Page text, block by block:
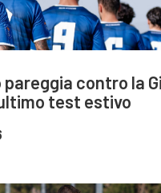
pareggia contro la
test estivo